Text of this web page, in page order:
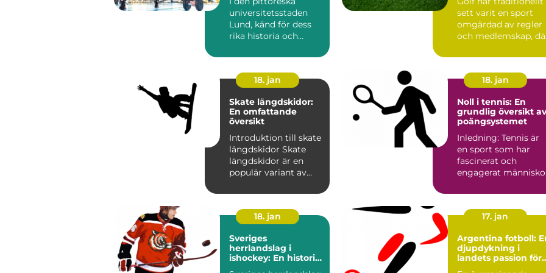
universitetsstaden
Lund, känd för dess
rika historia och
sett varit en sport
omgärdad av regler
och medlemskap,
18. jan
Skate längdskidor:
En omfattande
översikt
Introduktion till skate
längdskidor Skate
längdskidor är en
populär variant av
anvä...
18. jan
Noll i tennis: En
grundlig översikt av
poängsystemet
Inledning: Tennis är
en sport som har
fascinerat och
engagerat
de me...
18. jan
Sveriges
herrlandslag i
ishockey: En historia
17. jan
Argentina fotboll:
djupdykning i
landets passion för